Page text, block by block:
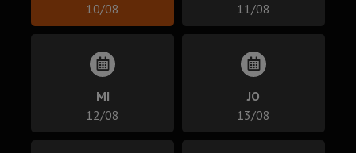
10/08 11/08
MI
12/08
JO
13/08